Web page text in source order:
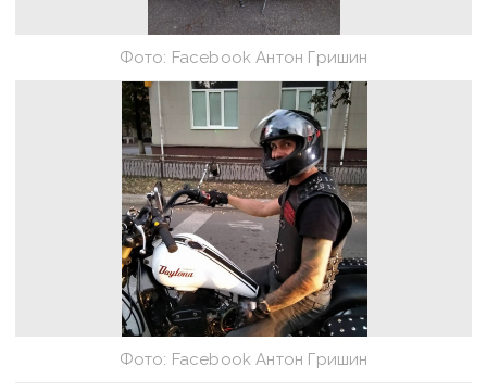
Фото: Facebook Антон Гришин
Фото: Facebook Антон Гришин